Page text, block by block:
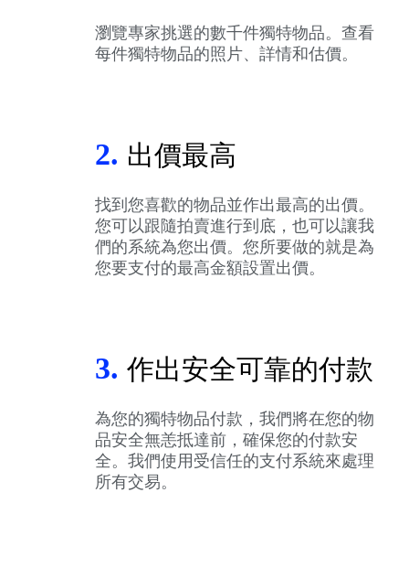
瀏覽專家挑選的數千件獨特物品。查看
每件獨特物品的照片、詳情和估價。
2. 出價最高
找到您喜歡的物品並作出最高的出價。
您可以跟隨拍賣進行到底，也可以讓我
們的系統為您出價。您所要做的就是為
您要支付的最高金額設置出價。
3. 作出安全可靠的付款
為您的獨特物品付款，我們將在您的物
品安全無恙抵達前，確保您的付款安
全。我們使用受信任的支付系統來處理
所有交易。